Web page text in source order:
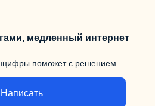
медленный интернет
поможет с решением
Написать